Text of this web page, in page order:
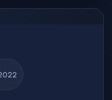
2022